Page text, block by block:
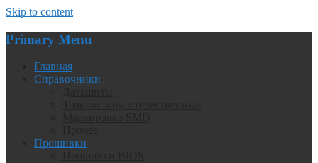
Skip to content
Primary Menu
Главная
Справочники
Прошивки